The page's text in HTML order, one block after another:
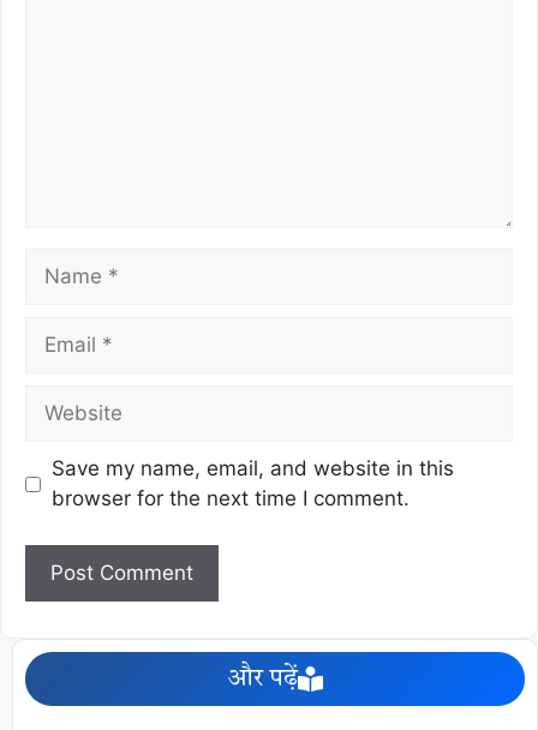
Save my name, email, and website in this
browser for the next time I comment.
और पढ़ें